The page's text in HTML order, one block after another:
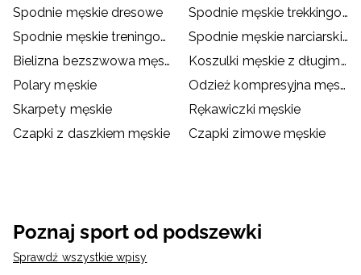
Spodnie męskie dresowe
Spodnie męskie trekkingowe
Spodnie męskie treningowe
Spodnie męskie narciarskie
Bielizna bezszwowa męska
Koszulki męskie z długim rękawem
Polary męskie
Odzież kompresyjna męska
Skarpety męskie
Rękawiczki męskie
Czapki z daszkiem męskie
Czapki zimowe męskie
Poznaj sport od podszewki
Sprawdź wszystkie wpisy